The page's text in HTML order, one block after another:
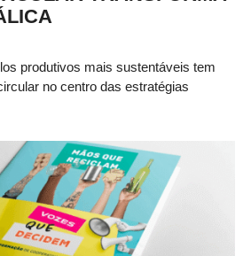
produtivos mais sustentáveis tem
no centro das estratégias